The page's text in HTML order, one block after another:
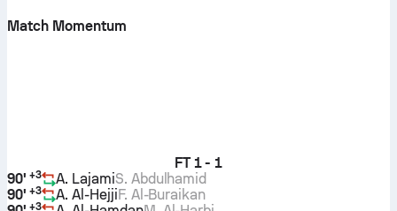
Match Momentum
FT 1 - 1
90' +3 A. LajamiS. Abdulhamid
90' +3 A. Al-HejjiF. Al-Buraikan
+3